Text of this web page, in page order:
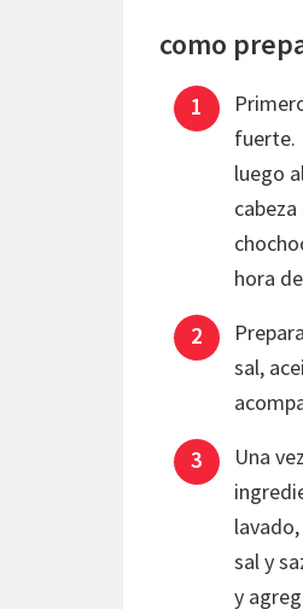
como
fuerte.
luego
hora
sal,
Una
sal y
y